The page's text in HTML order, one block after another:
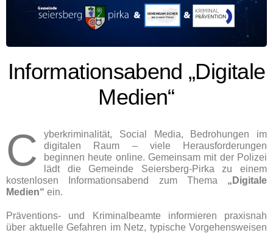
Informationsabend „Digitale
Medien“
C
yberkriminalität, Social Media, Bedrohungen im
digitalen Raum – viele Herausforderungen
beginnen heute online. Gemeinsam mit der Polizei
lädt die Gemeinde Seiersberg-Pirka zu einem
kostenlosen Informationsabend zum Thema „Digitale
Medien“ ein.
Präventions- und Kriminalbeamte informieren praxisnah
über aktuelle Gefahren im Netz, typische Vorgehensweisen